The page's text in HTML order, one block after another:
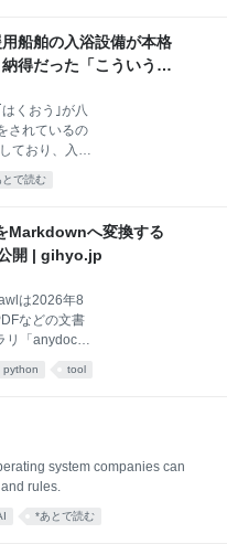
船舶の入浴設備が本格
得だった「こういう活
くおう｣が八
されているの
ており、入浴
ズルームも備
れも行うとの
ただくことに
入れ開始をお
ることから、
す！ 2026-08-
とで読む
Markdownへ変換する
開 | gihyo.jp
は2026年8
などの文書
リ「anydoc」
環境で動作
ら利用でき
をGitHub
。PDF以外の
て単一のシリ
一貫して出力
python tool
system companies can
rules.
*あとで読む